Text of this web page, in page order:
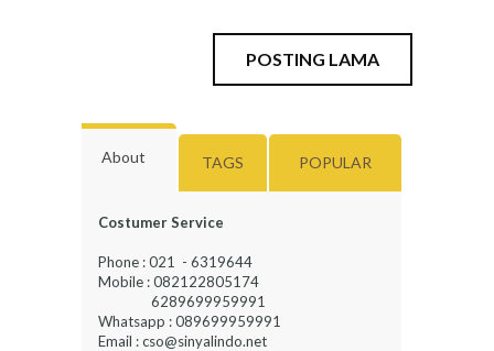
POSTING LAMA
About TAGS POPULAR
Costumer Service
Phone : 021 - 6319644
Mobile : 082122805174
6289699959991
Whatsapp : 089699959991
Email : cso@sinyalindo.net